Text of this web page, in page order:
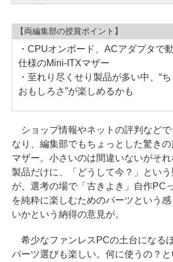
【両編集部の授賞ポイント】
・CPUオンボード、ACアダプタで
仕様のMini-ITXマザー
・至れり尽くせり製品が多い中、“
おもしろさ”が楽しめるかも
ショップ情報やネットの評判などで
なり、編集部でもちょっとした驚き
マザー。小さいのは間違いないがそ
製品だけに、「どうして今？」とい
が、選考の場で「古きよき」自作PC
を純粋に楽しむためのパーツという
いかという納得の意見が。
希少なファンレスPCの土台になる
パーツ選びも楽しい。何に使うの？